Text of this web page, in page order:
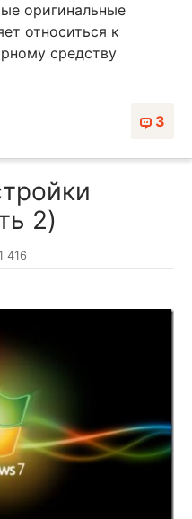
оригинальные
относиться к
средству
3
2)
416